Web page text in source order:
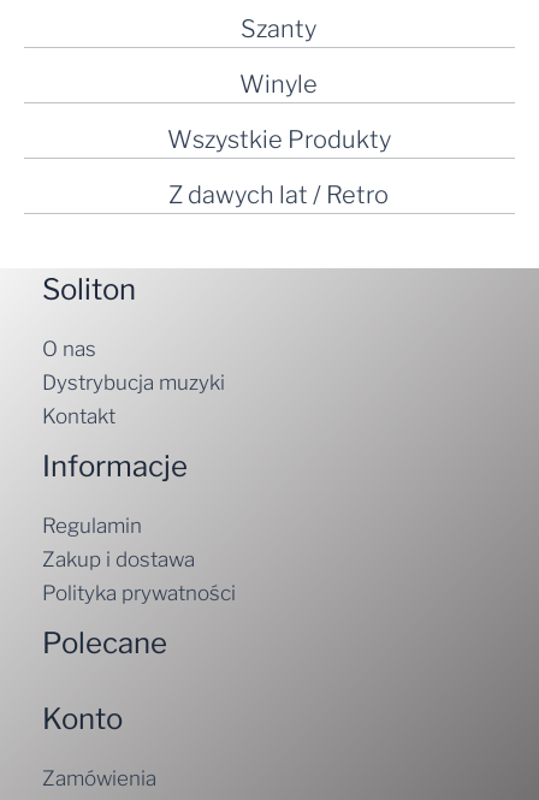
Szanty
Winyle
Wszystkie Produkty
Z dawych lat / Retro
Soliton
O nas
Dystrybucja muzyki
Kontakt
Informacje
Regulamin
Zakup i dostawa
Polityka prywatności
Polecane
Konto
Zamówienia